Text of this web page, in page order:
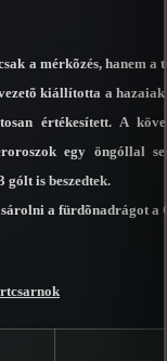
a mérkõzés, hanem a
kiállította a
értékesített. A
egy öngóllal
gólt is beszedtek.
a fürdõnadrágot a